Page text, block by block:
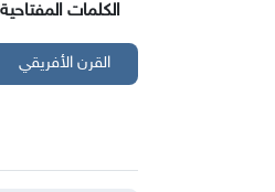
الكلمات
القرن الأفريقي